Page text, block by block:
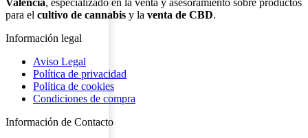
Valencia, especializado en la venta y asesoramiento sobre productos
para el cultivo de cannabis y la venta de CBD.
Información legal
Aviso Legal
Política de privacidad
Política de cookies
Condiciones de compra
Información de Contacto